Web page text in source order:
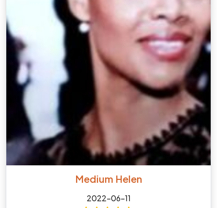
Medium Helen
2022-06-11